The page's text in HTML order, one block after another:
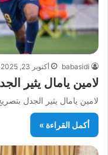
babasidi أكتوبر 23, 2025
لامين يامال يثير
لامين يامال يثير الجدل
أكمل القراءة »